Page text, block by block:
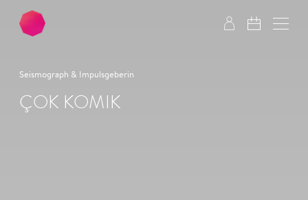
Zum Hauptinhalt springen Zum Footer springen
Seismograph & Impulsgeberin
ÇOK KOMIK